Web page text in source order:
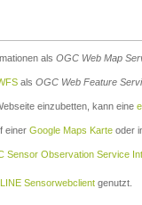
als OGC Web Map
als OGC Web Feature
einzubetten, kann eine
einer Google Maps Karte oder
Sensor Observation Service
Sensorwebclient genutzt.